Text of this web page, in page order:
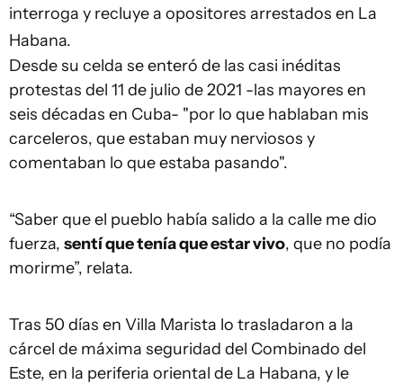
interroga y recluye a opositores arrestados en La
Habana.
Desde su celda se enteró de las casi inéditas
protestas del 11 de julio de 2021 -las mayores en
seis décadas en Cuba- "por lo que hablaban mis
carceleros, que estaban muy nerviosos y
comentaban lo que estaba pasando".
“Saber que el pueblo había salido a la calle me dio
fuerza, sentí que tenía que estar vivo, que no podía
morirme”, relata.
Tras 50 días en Villa Marista lo trasladaron a la
cárcel de máxima seguridad del Combinado del
Este, en la periferia oriental de La Habana, y le